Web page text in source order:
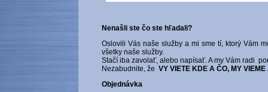
Nenašli ste čo ste hľadali?
Oslovili Vás naše služby a mi sme tí, ktorý Vám
všetky naše služby.
Stačí iba zavolať, alebo napísať. A my Vám radi
Nezabudnite, že VY VIETE KDE A ČO, MY
Objednávka